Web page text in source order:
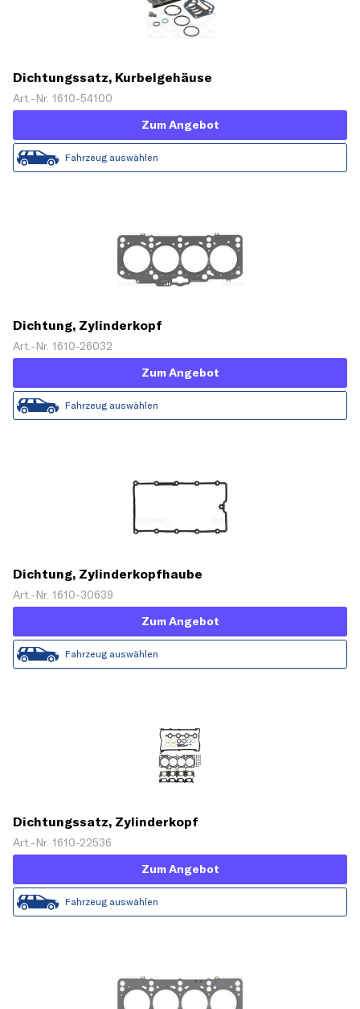
Dichtungssatz, Kurbelgehäuse
Art.-Nr. 1610-54100
Zum Angebot
Fahrzeug auswählen
Dichtung, Zylinderkopf
Art.-Nr. 1610-26032
Zum Angebot
Fahrzeug auswählen
Dichtung, Zylinderkopfhaube
Art.-Nr. 1610-30639
Zum Angebot
Fahrzeug auswählen
Dichtungssatz, Zylinderkopf
Art.-Nr. 1610-22536
Zum Angebot
Fahrzeug auswählen